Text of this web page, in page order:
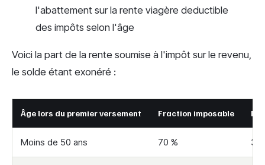
l'abattement sur la rente viagère deductible
des impôts selon l'âge
Voici la part de la rente soumise à l'impôt sur le revenu,
le solde étant exonéré :
Âge lors du premier versement Fraction imposable
Moins de 50 ans 70 % 30